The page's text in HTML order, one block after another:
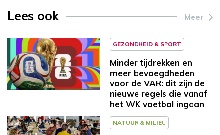
Lees ook Meer
GEZONDHEID & SPORT
Minder tijdrekken en
meer bevoegdheden
voor de VAR: dit zijn de
nieuwe regels die vanaf
het WK voetbal ingaan
NATUUR & MILIEU